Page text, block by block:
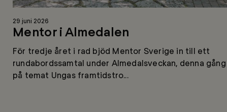
Läs
mer
29 juni 2026
Mentor i Almedalen
För tredje året i rad bjöd Mentor Sverige in till ett
rundabordssamtal under Almedalsveckan, denna gång
på temat Ungas framtidstro...